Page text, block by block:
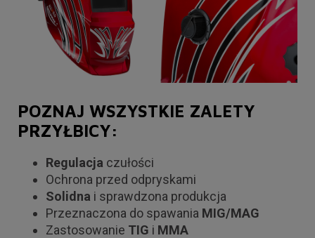
POZNAJ WSZYSTKIE ZALETY
PRZYŁBICY:
Regulacja czułości
Ochrona przed odpryskami
Solidna i sprawdzona produkcja
Przeznaczona do spawania MIG/MAG
Zastosowanie TIG i MMA